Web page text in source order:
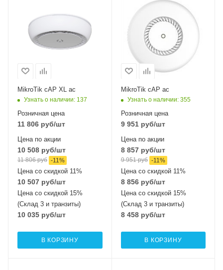
интерфейсы
2x10/100/1000 Mbps
Ethernet
802.11a/n/ac
MikroTik cAP XL ac
Узнать о наличии: 137
Розничная цена
11 806 руб/шт
Цена по акции
10 508 руб/шт
11 806руб -11 %
Цена со скидкой 11%
10 507 руб/шт
Цена со скидкой 15%
(Склад 3 и транзиты)
10 035 руб/шт
В КОРЗИНУ
оптические
интерфейсы
2xGigabitEthernet
Wi-Fi интерфейсы
Два: 5 ГГц
802.11a/n/ac
MIMO2x2 + 2,4 ГГЦ
MikroTik cAP ac
Узнать о наличии: 355
Розничная цена
9 951руб/шт
Цена по акции
8 857руб/шт
9 951руб -11 %
Цена со скидкой 11%
8 856руб/шт
Цена со скидкой 15%
(Склад 3 и транзиты)
8 458руб/шт
В КОРЗИНУ